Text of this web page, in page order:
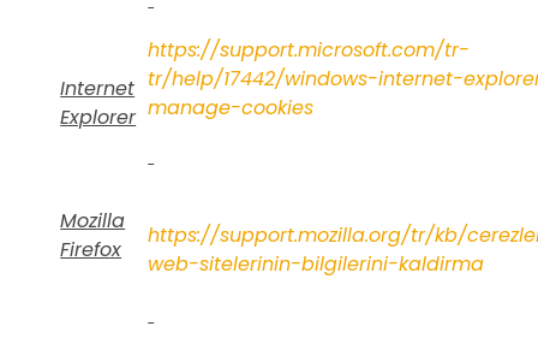
Internet
Explorer
https://support.microsoft.com/tr-
tr/help/17442/windows-internet-
manage-cookies
Mozilla
Firefox
https://support.mozilla.org/tr/kb/
web-sitelerinin-bilgilerini-kaldirma